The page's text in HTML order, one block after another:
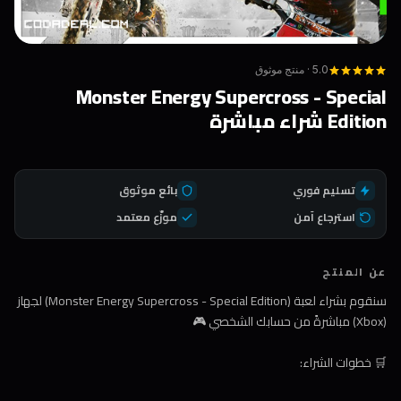
5.0 · منتج موثوق
Monster Energy Supercross - Special
Edition شراء مباشرة
تسليم فوري
بائع موثوق
استرجاع آمن
موزّع معتمد
عن المنتج
سنقوم بشراء لعبة (Monster Energy Supercross - Special Edition) لجهاز
(Xbox) مباشرةً من حسابك الشخصي 🎮
🛒 خطوات الشراء: